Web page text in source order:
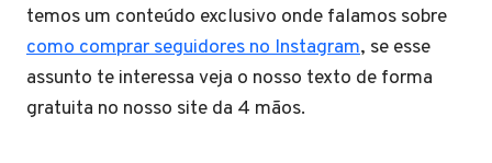
temos um conteúdo exclusivo onde falamos sobre
como comprar seguidores no Instagram, se esse
assunto te interessa veja o nosso texto de forma
gratuita no nosso site da 4 mãos.